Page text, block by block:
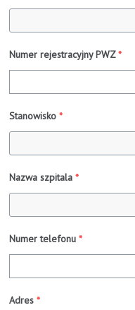
Numer rejestracyjny PWZ *
Stanowisko *
Nazwa szpitala *
Numer telefonu *
Adres *